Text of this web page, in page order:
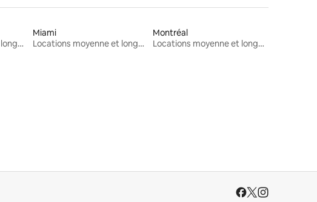
Locations moyenne et longue durée
Miami
Locations moyenne et longue durée
Montréal
Locations moyenne et longue durée